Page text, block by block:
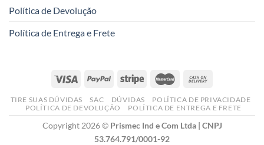
Política de Devolução
Política de Entrega e Frete
TIRE SUAS DÚVIDAS SAC DÚVIDAS
POLÍTICA DE PRIVACIDADE
POLÍTICA DE DEVOLUÇÃO
POLÍTICA DE ENTREGA E FRETE
Copyright 2026 © Prismec Ind e Com Ltda | CNPJ
53.764.791/0001-92